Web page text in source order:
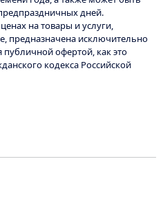
дней.
на товары и услуги,
предназначена исключительно
публичной офертой, как это
кодекса Российской